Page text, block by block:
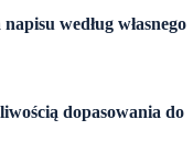
według własnego
dopasowania do